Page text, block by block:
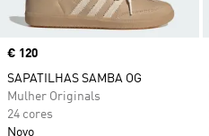
Price
€ 120
SAPATILHAS SAMBA OG
Mulher Originals
24 cores
Novo